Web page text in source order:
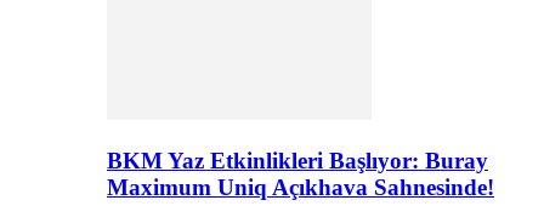
BKM Yaz Etkinlikleri Başlıyor: Buray
Maximum Uniq Açıkhava Sahnesinde!